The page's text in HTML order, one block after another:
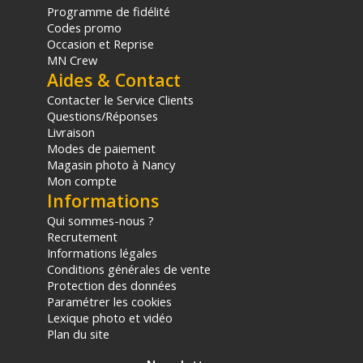
(2) Sous réserve d'éligibilité.
(3) Nombre de points Fidélité estimés, hors remises au panier, basé
sur le prix TTC en €, les points seront effectivement calculés dans le
panier.
Programme de fidélité
Codes promo
Occasion et Reprise
MN Crew
Aides & Contact
Contacter le Service Clients
Questions/Réponses
Livraison
Modes de paiement
Magasin photo à Nancy
Mon compte
Informations
Qui sommes-nous ?
Recrutement
Informations légales
Conditions générales de vente
Protection des données
Paramétrer les cookies
Lexique photo et vidéo
Plan du site